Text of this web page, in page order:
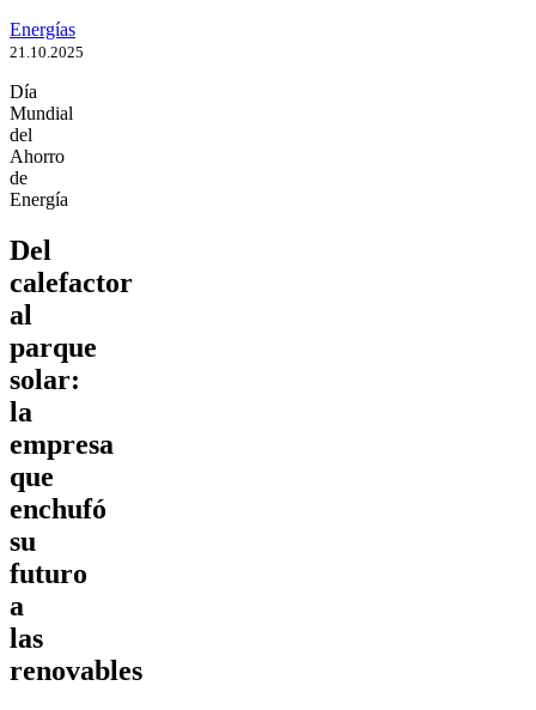
Energías
21.10.2025
Día
Mundial
del
Ahorro
de
Energía
Del
calefactor
al
parque
solar:
la
empresa
que
enchufó
su
futuro
a
las
renovables